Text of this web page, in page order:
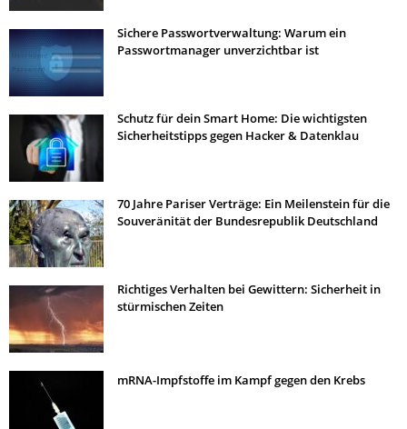
Sichere Passwortverwaltung: Warum ein
Passwortmanager unverzichtbar ist
Schutz für dein Smart Home: Die wichtigsten
Sicherheitstipps gegen Hacker & Datenklau
70 Jahre Pariser Verträge: Ein Meilenstein für die
Souveränität der Bundesrepublik Deutschland
Richtiges Verhalten bei Gewittern: Sicherheit in
stürmischen Zeiten
mRNA-Impfstoffe im Kampf gegen den Krebs